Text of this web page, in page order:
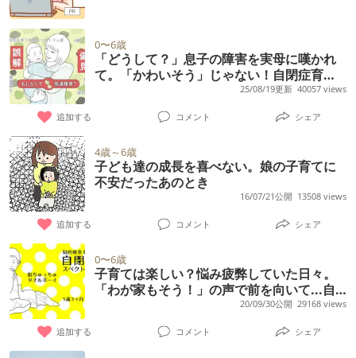
0〜6歳
「どうして？」息子の障害を実母に嘆かれ
て。「かわいそう」じゃない！自閉症育児
25/08/19更新 40057 views
追加する コメント シェア
4歳～6歳
子ども達の成長を喜べない。娘の子育てに
不安だったあのとき
16/07/21公開 13508 views
追加する コメント シェア
0〜6歳
子育ては楽しい？悩み疲弊していた日々。
「わが家もそう！」の声で前を向いて...自
閉症3歳育児の今【新連載】20/09/30公開 29168 views
追加する コメント シェア